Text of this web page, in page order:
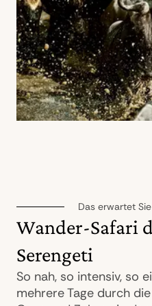
Das erwartet Sie
Wander-Safari
Serengeti
So nah, so intensiv, so
mehrere Tage durch